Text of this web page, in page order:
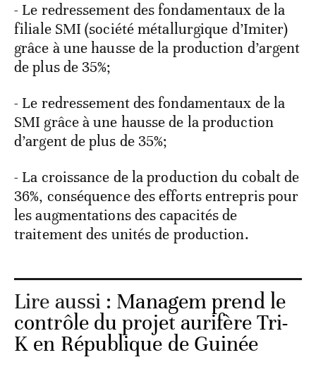
- Le redressement des fondamentaux de la
filiale SMI (société métallurgique d’Imiter)
grâce à une hausse de la production d’argent
de plus de 35%;
- Le redressement des fondamentaux de la
SMI grâce à une hausse de la production
d’argent de plus de 35%;
- La croissance de la production du cobalt de
36%, conséquence des efforts entrepris pour
les augmentations des capacités de
traitement des unités de production.
Lire aussi : Managem prend le
contrôle du projet aurifère Tri-
K en République de Guinée